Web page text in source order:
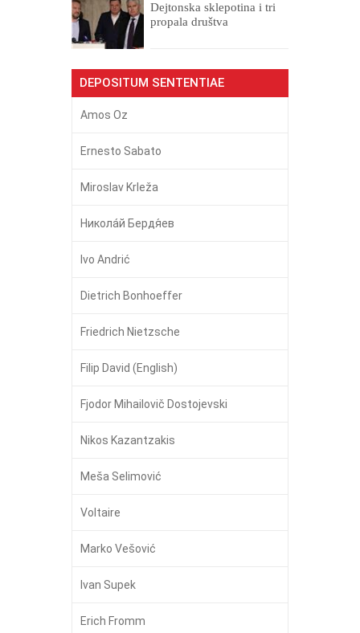
Dejtonska sklepotina i tri
propala društva
DEPOSITUM SENTENTIAE
Amos Oz
Ernesto Sabato
Miroslav Krleža
Никола́й Бердя́ев
Ivo Andrić
Dietrich Bonhoeffer
Friedrich Nietzsche
Filip David (English)
Fjodor Mihailovič Dostojevski
Nikos Kazantzakis
Meša Selimović
Voltaire
Marko Vešović
Ivan Supek
Erich Fromm